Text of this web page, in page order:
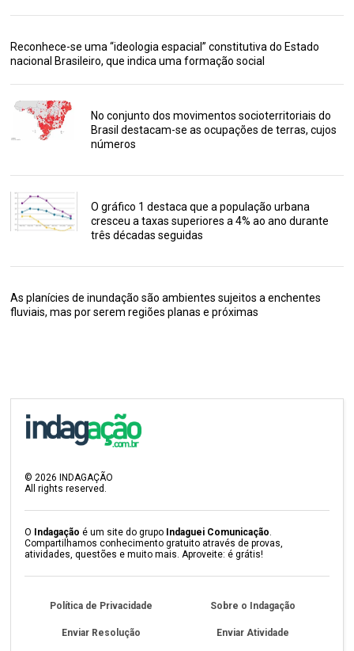
Reconhece-se uma “ideologia espacial” constitutiva do Estado
nacional Brasileiro, que indica uma formação social
No conjunto dos movimentos socioterritoriais do
Brasil destacam-se as ocupações de terras, cujos
números
O gráfico 1 destaca que a população urbana
cresceu a taxas superiores a 4% ao ano durante
três décadas seguidas
As planícies de inundação são ambientes sujeitos a enchentes
fluviais, mas por serem regiões planas e próximas
©2026 INDAGAÇÃO
All rights reserved.
O Indagação é um site do grupo Indaguei Comunicação.
Compartilhamos conhecimento gratuito através de provas,
atividades, questões e muito mais. Aproveite: é grátis!
Política de Privacidade Sobre o Indagação
Enviar Resolução Enviar Atividade